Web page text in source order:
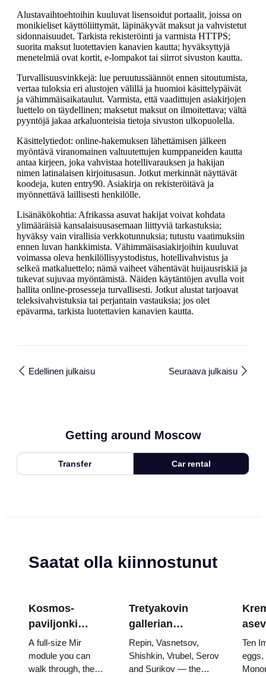
Alustavaihtoehtoihin kuuluvat lisensoidut portaalit, joissa on
monikieliset käyttöliittymät, läpinäkyvät maksut ja vahvistetut
sidonnaisuudet. Tarkista rekisteröinti ja varmista HTTPS;
suorita maksut luotettavien kanavien kautta; hyväksyttyjä
menetelmiä ovat kortit, e-lompakot tai siirrot sivuston kautta.
Turvallisuusvinkkejä: lue peruutussäännöt ennen sitoutumista,
vertaa tuloksia eri alustojen välillä ja huomioi käsittelypäivät
ja vähimmäisaikataulut. Varmista, että vaadittujen asiakirjojen
luettelo on täydellinen; maksetut maksut on ilmoitettava; vältä
pyyntöjä jakaa arkaluonteisia tietoja sivuston ulkopuolella.
Käsittelytiedot: online-hakemuksen lähettämisen jälkeen
myöntävä viranomainen valtuutettujen kumppaneiden kautta
antaa kirjeen, joka vahvistaa hotellivarauksen ja hakijan
nimen latinalaisen kirjoitusasun. Jotkut merkinnät näyttävät
koodeja, kuten entry90. Asiakirja on rekisteröitävä ja
myönnettävä laillisesti henkilölle.
Lisänäkökohtia: Afrikassa asuvat hakijat voivat kohdata
ylimääräisiä kansalaisuusasemaan liittyviä tarkastuksia;
hyväksy vain virallisia verkkotunnuksia; tutustu vaatimuksiin
ennen luvan hankkimista. Vähimmäisasiakirjoihin kuuluvat
voimassa oleva henkilöllisyystodistus, hotellivahvistus ja
selkeä matkaluettelo; nämä vaiheet vähentävät huijausriskiä ja
tukevat sujuvaa myöntämistä. Näiden käytäntöjen avulla voit
hallita online-prosesseja turvallisesti. Jotkut alustat tarjoavat
teleksivahvistuksia tai perjantain vastauksia; jos olet
epävarma, tarkista luotettavien kanavien kautta.
Edellinen julkaisu Seuraava julkaisu
Getting around Moscow
Transfer Car rental
Saatat olla kiinnostunut
Kosmos-
paviljonki
VDNKh:ssa:
Venäjän suurin
avaruusnäyttely
A full-size Mir
module you can
walk through, the
Tretyakovin
gallerian
mestariteokset:
Maalaukset,
joiden takia
Repin, Vasnetsov,
Shishkin, Vrubel, Serov
and Surikov — the
Ten
eggs,